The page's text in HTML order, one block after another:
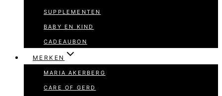
SUPPLEMENTEN
BABY EN KIND
CADEAUBON
MERKEN
MARIA AKERBERG
CARE OF GERD